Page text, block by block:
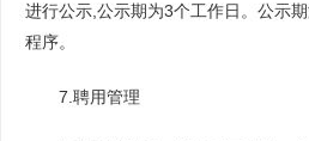
进行公示,公示期为3个工作日。公示
程序。
7.聘用管理